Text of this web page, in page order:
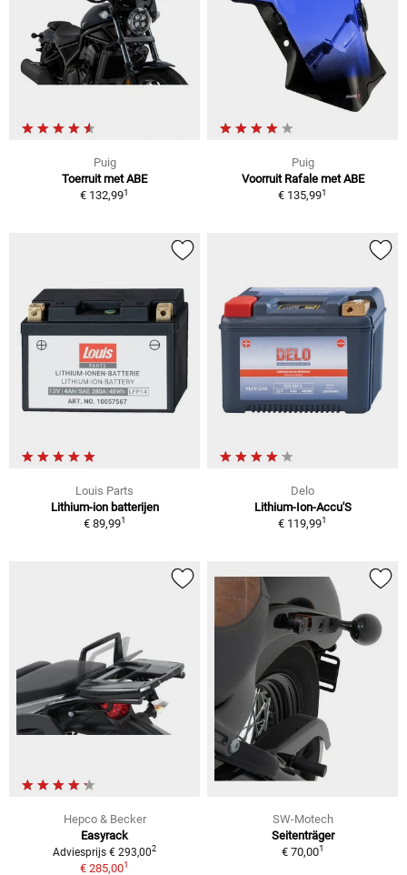
Puig
Toerruit met ABE
€ 132,991
Puig
Voorruit Rafale met ABE
€ 135,991
Louis Parts
Lithium-ion batterijen
€ 89,991
Delo
Lithium-Ion-Accu'S
€ 119,991
Hepco & Becker
Easyrack
Adviesprijs € 293,002
€ 285,001
SW-Motech
Seitenträger
€ 70,001